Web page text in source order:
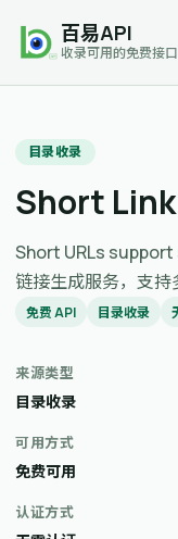
百易API
收录可用的免费接口
目录收录
Short Link
Short URLs
链接生成服务，支持
免费 API 目录收录
来源类型
目录收录
可用方式
免费可用
认证方式